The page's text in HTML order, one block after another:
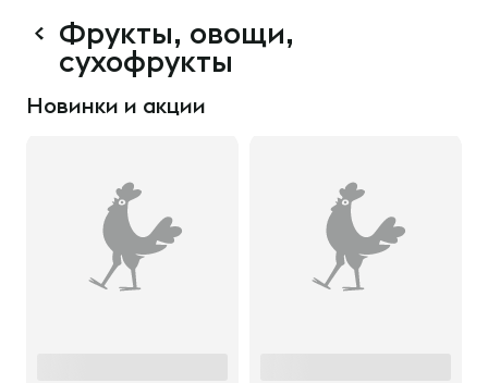
Фрукты, овощи,
сухофрукты
Новинки и акции